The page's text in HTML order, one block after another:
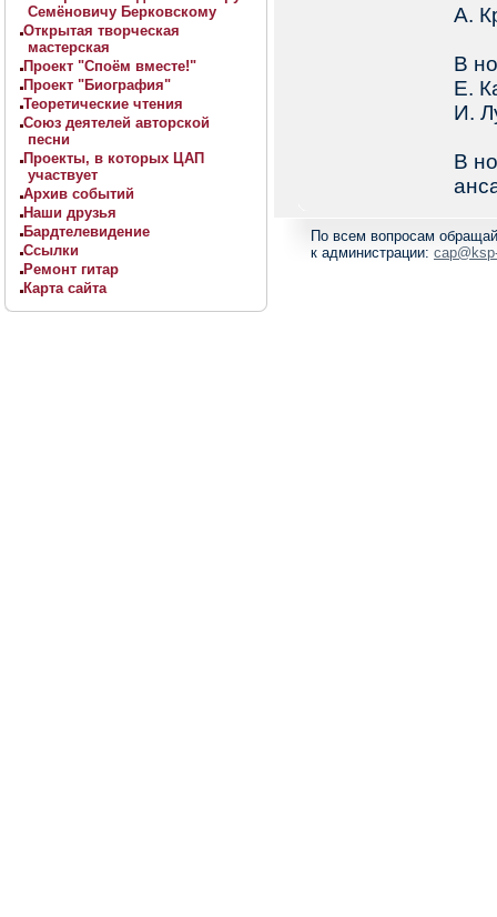
Семёновичу Берковскому
Открытая творческая
мастерская
Проект "Споём вместе!"
Проект "Биография"
Теоретические чтения
Союз деятелей авторской
песни
Проекты, в которых ЦАП
участвует
Архив событий
Наши друзья
Бардтелевидение
Ссылки
Ремонт гитар
Карта сайта
А.
В
Е.
И.
В
По всем вопросам
к администрации: